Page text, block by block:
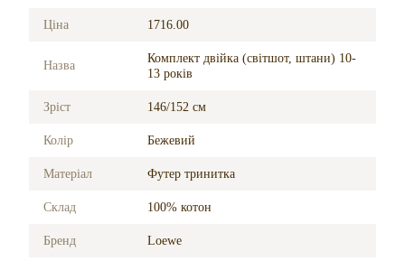
Ціна 1716.00
Назва
Комплект двійка (світшот, штани) 10-
13 років
Зріст 146/152 см
Колір Бежевий
Матеріал Футер тринитка
Склад 100% котон
Бренд Loewe